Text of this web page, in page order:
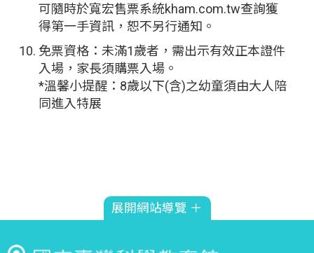
可隨時於寬宏售票系統kham.com.tw查詢獲
得第一手資訊，恕不另行通知。
免票資格：未滿1歲者，需出示有效正本證件
入場，家長須購票入場。
*溫馨小提醒：8歲以下(含)之幼童須由大人陪
同進入特展
展開網站導覽 ＋